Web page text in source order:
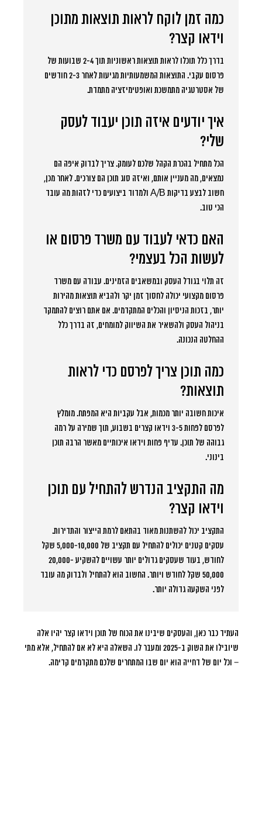
כמה זמן לוקח לראות תוצאות מתוכן
וידאו קצר?
בדרך כלל תוכלו לראות תוצאות ראשוניות תוך 2-4 שבועות של
פרסום עקבי. התוצאות המשמעותיות מגיעות לאחר 2-3 חודשים
של אסטרטגיה מתמשכת ואופטימיזציה מתמדת.
איך יודעים איזה תוכן יעבוד לעסק
שלי?
הכל מתחיל בהכרת הקהל שלכם לעומק. צריך לבדוק איפה הם
נמצאים, מה מעניין אותם, ואיזה סוג תוכן הם צורכים. לאחר מכן,
חשוב לבצע בדיקות A/B ולמדוד ביצועים כדי לזהות מה עובד
הכי טוב.
האם כדאי לעבוד עם משרד פרסום או
לעשות הכל בעצמי?
זה תלוי בגודל העסק ובמשאבים הזמינים. עבודה עם משרד
פרסום מקצועי יכולה לחסוך זמן יקר ולהביא תוצאות מהירות
יותר, בזכות הניסיון והכלים המתקדמים. אם אתם רוצים להתמקד
בניהול העסק ולהשאיר את השיווק למומחים, זה בדרך כלל
ההחלטה הנכונה.
כמה תוכן צריך לפרסם כדי לראות
תוצאות?
איכות חשובה יותר מכמות, אבל עקביות היא המפתח. מומלץ
לפרסם לפחות 3-5 וידאו קצרים בשבוע, תוך שמירה על רמה
גבוהה של תוכן. עדיף פחות וידאו איכותיים מאשר הרבה תוכן
בינוני.
מה התקציב הנדרש להתחיל עם תוכן
וידאו קצר?
התקציב יכול להשתנות מאוד בהתאם לרמת הייצור והתדירות.
עסקים קטנים יכולים להתחיל עם תקציב של 5,000-10,000 שקל
לחודש, בעוד שעסקים גדולים יותר עשויים להשקיע 20,000-
50,000 שקל לחודש ויותר. החשוב הוא להתחיל ולבדוק מה עובד
לפני השקעה גדולה יותר.
העתיד כבר כאן, והעסקים שיבינו את הכוח של תוכן וידאו קצר יהיו אלה
שיובילו את השוק ב-2025 ומעבר לו. השאלה היא לא אם להתחיל, אלא מתי
– וכל יום של דחייה הוא יום שבו המתחרים שלכם מתקדמים קדימה.